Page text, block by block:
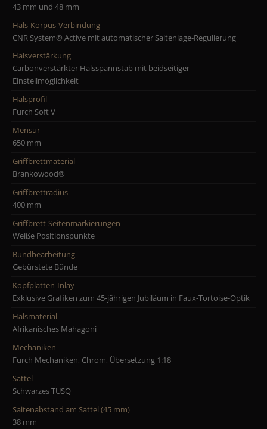
43 mm und 48 mm
Hals-Korpus-Verbindung
CNR System® Active mit automatischer Saitenlage-Regulierung
Halsverstärkung
Carbonverstärkter Halsspannstab mit beidseitiger
Einstellmöglichkeit
Halsprofil
Furch Soft V
Mensur
650 mm
Griffbrettmaterial
Brankowood®
Griffbrettradius
400 mm
Griffbrett-Seitenmarkierungen
Weiße Positionspunkte
Bundbearbeitung
Gebürstete Bünde
Kopfplatten-Inlay
Exklusive Grafiken zum 45-jährigen Jubiläum in Faux-Tortoise-Optik
Halsmaterial
Afrikanisches Mahagoni
Mechaniken
Furch Mechaniken, Chrom, Übersetzung 1:18
Sattel
Schwarzes TUSQ
Saitenabstand am Sattel (45 mm)
38 mm